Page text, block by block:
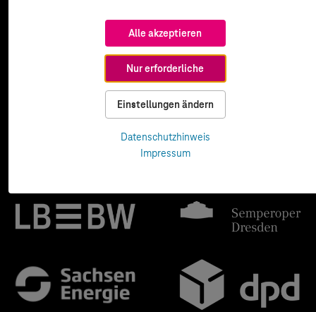
Alle akzeptieren
Nur erforderliche
Einstellungen ändern
Datenschutzhinweis
Impressum